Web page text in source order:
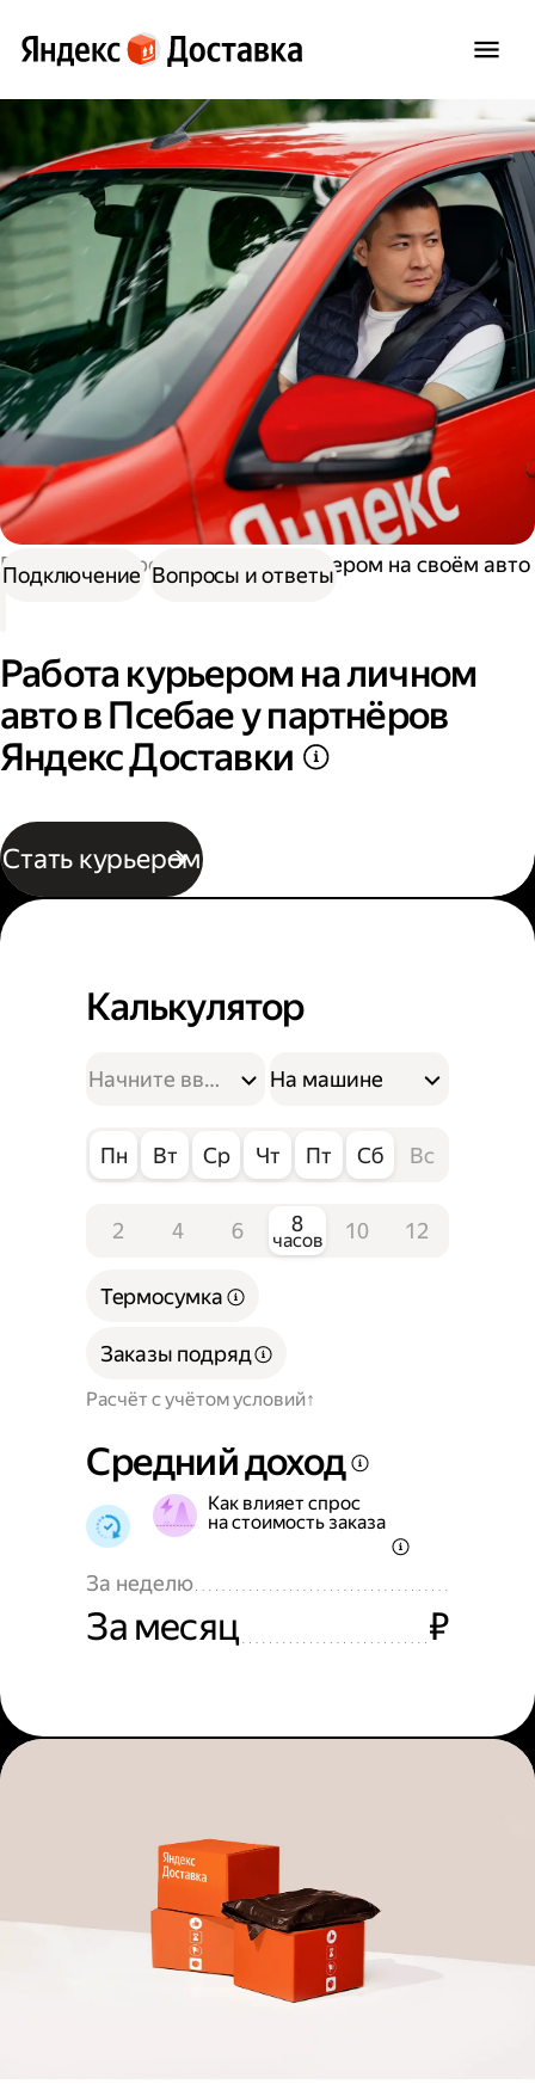
Работа курьером Работа курьером на своём авто
Работа курьером на личном
авто в Псебае у партнёров
Яндекс Доставки
Стать курьером
Подключение Вопросы и ответы
Калькулятор
На машине
Пн Вт Ср Чт Пт Сб Вс
2 4 6 8
часов 10 12
Расчёт с учётом условий
Термосумка
Заказы подряд
Средний доход
Как влияет спрос
на стоимость заказа
За неделю
За месяц ₽